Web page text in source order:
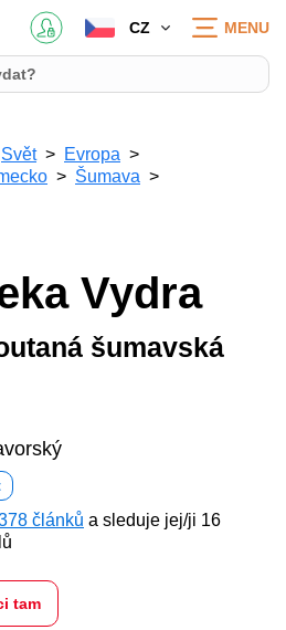
CZ MENU
Svět
Evropa
Šumava
Vydra
šumavská
článků a sleduje jej/ji 16
tam